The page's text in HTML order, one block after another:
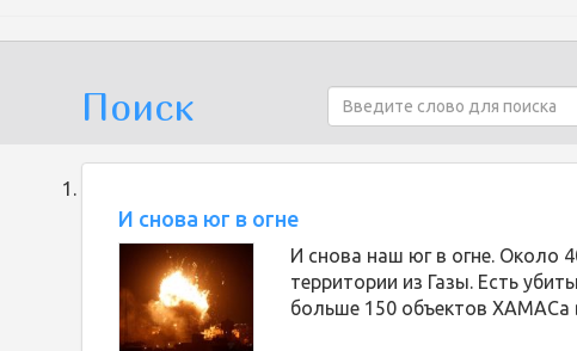
Поиск
И снова юг в огне
И снова наш юг в огне. Около
территории из Газы. Есть
больше 150 объектов ХАМАСа